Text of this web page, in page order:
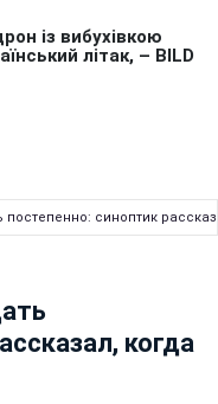
постепенно: синоптик
когда